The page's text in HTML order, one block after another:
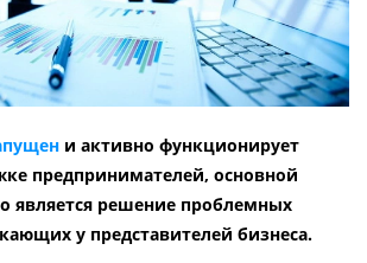
и активно функционирует
предпринимателей, основной
является решение проблемных
у представителей бизнеса.